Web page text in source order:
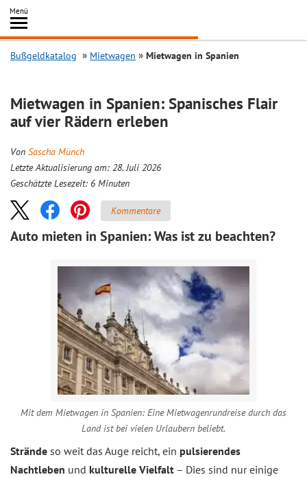
Inhalt
springen
Menü
Search
Bußgeldkatalog Mietwagen Mietwagen in Spanien
Mietwagen in Spanien: Spanisches Flair
auf vier Rädern erleben
Von Sascha Münch
Letzte Aktualisierung am: 28. Juli 2026
Geschätzte Lesezeit: 6 Minuten
Kommentare
Auto mieten in Spanien: Was ist zu beachten?
Mit dem Mietwagen in Spanien: Eine Mietwagenrundreise durch das
Land ist bei vielen Urlaubern beliebt.
Strände so weit das Auge reicht, ein pulsierendes
Nachtleben und kulturelle Vielfalt – Dies sind nur einige